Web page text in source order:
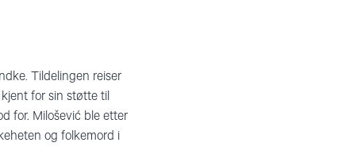
Tildelingen reiser
for sin støtte til
for. Milošević ble etter
og folkemord i